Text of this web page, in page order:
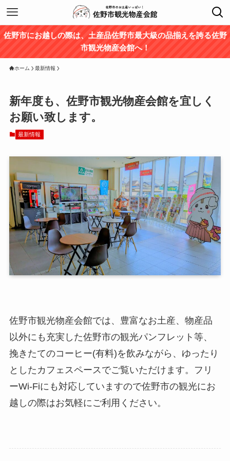
佐野市にお越しの際は、土産品佐野市最大級の品揃えを誇る佐野
市観光物産会館へ！
ホーム 最新情報
新年度も、佐野市観光物産会館を宜しく
お願い致します。
最新情報
佐野市観光物産会館では、豊富なお土産、物産品
以外にも充実した佐野市の観光パンフレット等、
挽きたてのコーヒー(有料)を飲みながら、ゆったり
としたカフェスペースでご覧いただけます。フリ
ーWi-Fiにも対応していますので佐野市の観光にお
越しの際はお気軽にご利用ください。